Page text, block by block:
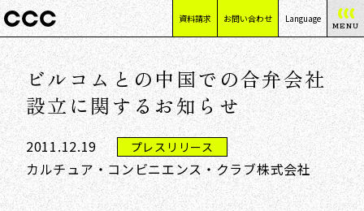
資料請求 お問い合わせ Language
日本語
English
简体中文
繁體中文
MENU
ビルコムとの中国での合弁会社
設立に関するお知らせ
2011.12.19 プレスリリース
カルチュア・コンビニエンス・クラブ株式会社